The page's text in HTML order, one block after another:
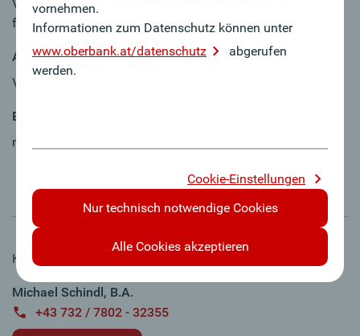
Verkehrsmittel, Gesundheitsförderung und vieles mehr
freuen.
Arbeitszeit
Vollzeit
Eintrittsdatum
nach Vereinbarung
Kontakt und weitere Informationen:
Michael Schindl, B.A.
+43 732 / 7802 - 32355
vornehmen.
Informationen zum Datenschutz können unter
www.oberbank.at/datenschutz
abgerufen
werden.
Cookie-Einstellungen
Nur technisch notwendige Cookies
Alle Cookies akzeptieren